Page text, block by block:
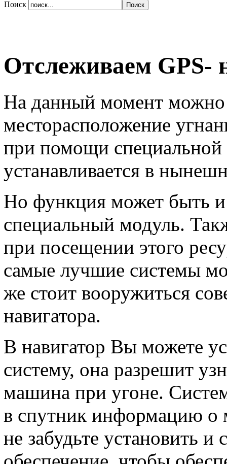
Поиск
Отслеживаем GPS-
На данный момент можно
месторасположение
при помощи специальной
устанавливается в
Но функция может быть и
специальный модуль.
при посещении этого
самые лучшие системы
же стоит вооружиться
навигатора.
В навигатор Вы можете
систему, она разрешит
машина при угоне.
в спутник информацию
не забудьте установить